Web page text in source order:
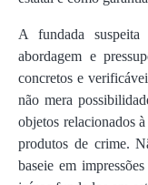
A fundada suspeita
abordagem e
concretos e
não mera
objetos relacionados
produtos de crime.
baseie em